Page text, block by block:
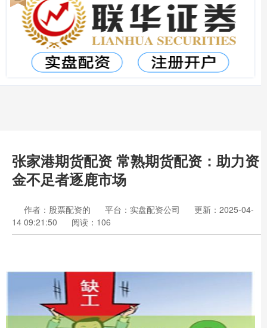
张家港期货配资 常熟期货配资：助力资
金不足者逐鹿市场
作者：股票配资的 平台：实盘配资公司
更新：2025-04-
14 09:21:50
阅读：106